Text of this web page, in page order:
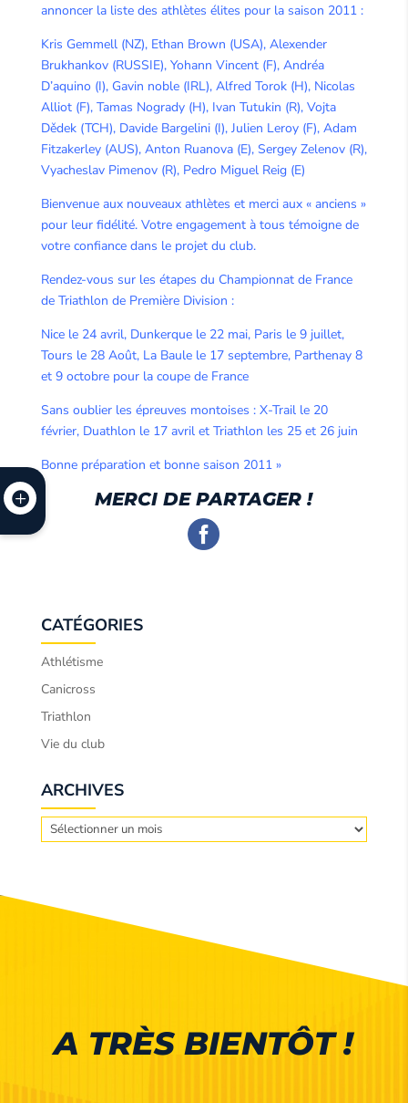
annoncer la liste des athlètes élites pour la saison 2011 :
Kris Gemmell (NZ), Ethan Brown (USA), Alexender
Brukhankov (RUSSIE), Yohann Vincent (F), Andréa
D’aquino (I), Gavin noble (IRL), Alfred Torok (H), Nicolas
Alliot (F), Tamas Nogrady (H), Ivan Tutukin (R), Vojta
Dědek (TCH), Davide Bargelini (I), Julien Leroy (F), Adam
Fitzakerley (AUS), Anton Ruanova (E), Sergey Zelenov (R),
Vyacheslav Pimenov (R), Pedro Miguel Reig (E)
Bienvenue aux nouveaux athlètes et merci aux « anciens »
pour leur fidélité. Votre engagement à tous témoigne de
votre confiance dans le projet du club.
Rendez-vous sur les étapes du Championnat de France
de Triathlon de Première Division :
Nice le 24 avril, Dunkerque le 22 mai, Paris le 9 juillet,
Tours le 28 Août, La Baule le 17 septembre, Parthenay 8
et 9 octobre pour la coupe de France
Sans oublier les épreuves montoises : X-Trail le 20
février, Duathlon le 17 avril et Triathlon les 25 et 26 juin
Bonne préparation et bonne saison 2011 »
MERCI DE PARTAGER !
CATÉGORIES
Athlétisme
Canicross
Triathlon
Vie du club
ARCHIVES
Archives
A TRÈS BIENTÔT !